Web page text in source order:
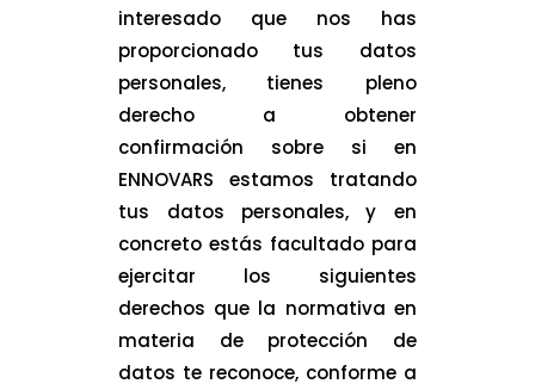
interesado que nos has
proporcionado tus datos
personales, tienes pleno
derecho a obtener
confirmación sobre si en
ENNOVARS estamos tratando
tus datos personales, y en
concreto estás facultado para
ejercitar los siguientes
derechos que la normativa en
materia de protección de
datos te reconoce, conforme a